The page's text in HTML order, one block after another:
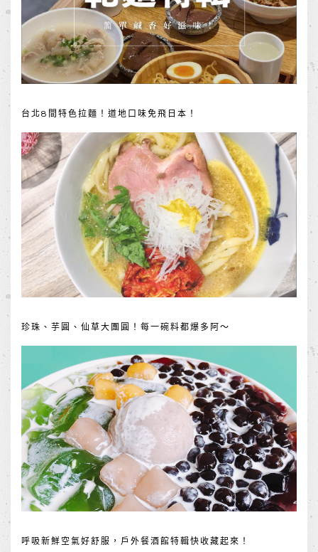
台北8間特色拉麵！道地口味免飛日本！
珍珠、芋圓、仙草大團圓！每一碗料都爆多阿～
呼吸新鮮空氣好舒服，戶外餐酒館特輯快收藏起來！